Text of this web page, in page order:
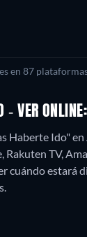
en 87
- VER
Haberte Ido"
Rakuten TV,
cuándo estará